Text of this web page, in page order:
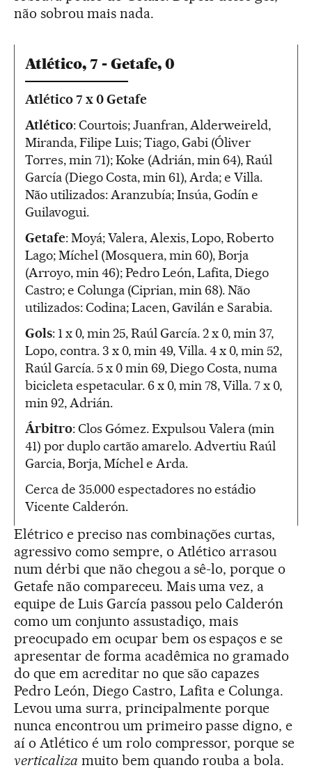
não sobrou mais nada.
Atlético, 7 - Getafe, 0
Atlético 7 x 0 Getafe
Atlético: Courtois; Juanfran, Alderweireld,
Miranda, Filipe Luis; Tiago, Gabi (Óliver
Torres, min 71); Koke (Adrián, min 64), Raúl
García (Diego Costa, min 61), Arda; e Villa.
Não utilizados: Aranzubía; Insúa, Godín e
Guilavogui.
Getafe: Moyá; Valera, Alexis, Lopo, Roberto
Lago; Míchel (Mosquera, min 60), Borja
(Arroyo, min 46); Pedro León, Lafita, Diego
Castro; e Colunga (Ciprian, min 68). Não
utilizados: Codina; Lacen, Gavilán e Sarabia.
Gols: 1 x 0, min 25, Raúl García. 2 x 0, min 37,
Lopo, contra. 3 x 0, min 49, Villa. 4 x 0, min 52,
Raúl García. 5 x 0 min 69, Diego Costa, numa
bicicleta espetacular. 6 x 0, min 78, Villa. 7 x 0,
min 92, Adrián.
Árbitro: Clos Gómez. Expulsou Valera (min
41) por duplo cartão amarelo. Advertiu Raúl
Garcia, Borja, Míchel e Arda.
Cerca de 35.000 espectadores no estádio
Vicente Calderón.
Elétrico e preciso nas combinações curtas,
agressivo como sempre, o Atlético arrasou
num dérbi que não chegou a sê-lo, porque o
Getafe não compareceu. Mais uma vez, a
equipe de Luis García passou pelo Calderón
como um conjunto assustadiço, mais
preocupado em ocupar bem os espaços e se
apresentar de forma acadêmica no gramado
do que em acreditar no que são capazes
Pedro León, Diego Castro, Lafita e Colunga.
Levou uma surra, principalmente porque
nunca encontrou um primeiro passe digno, e
aí o Atlético é um rolo compressor, porque se
verticaliza muito bem quando rouba a bola.